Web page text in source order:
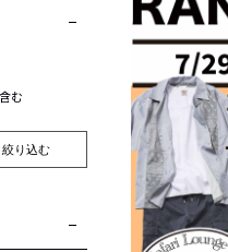
む
絞り込む